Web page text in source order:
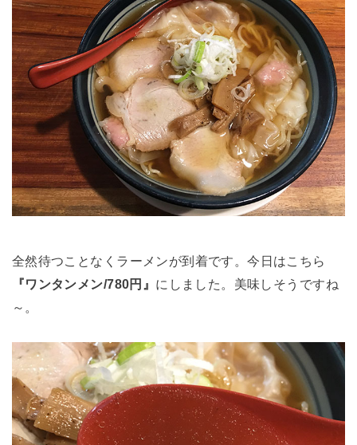
全然待つことなくラーメンが到着です。今日はこちら
『ワンタンメン/780円』 にしました。美味しそうですね
～。